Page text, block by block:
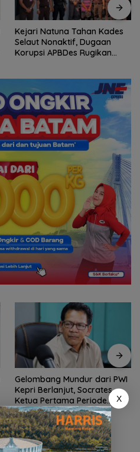
Kejari Natuna Tahan Kades
Selaut Nonaktif, Dugaan
Korupsi APBDes Rugikan
Gelombang Mundur dari PWI
Kepri Berlanjut, Socrates
Ketua Pertama Periode
2004–2008 Ikut Tinggalkan
Organisasi
X